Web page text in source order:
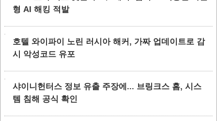
형 AI 해킹 적발
호텔 와이파이 노린 러시아 해커, 가짜 업데이트로 감
시 악성코드 유포
샤이니헌터스 정보 유출 주장에... 브링크스 홈, 시스
템 침해 공식 확인